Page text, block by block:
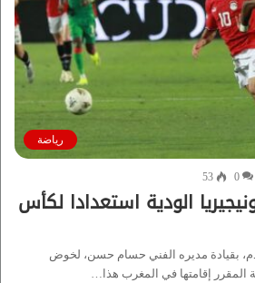
رياضة
0
53
الودية استعدادا لكأس
بقيادة مديره الفني حسام حسن، لخوض
المقرر إقامتها في المغرب هذا…